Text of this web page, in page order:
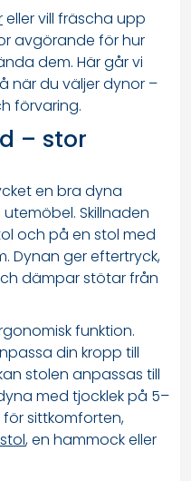
eller vill fräscha upp
avgörande för hur
dem. Här går vi
när du väljer dynor –
förvaring.
– stor
en bra dyna
Skillnaden
och på en stol med
Dynan ger eftertryck,
dämpar stötar från
funktion.
din kropp till
stolen anpassas till
med tjocklek på 5–
för sittkomforten,
, en hammock eller